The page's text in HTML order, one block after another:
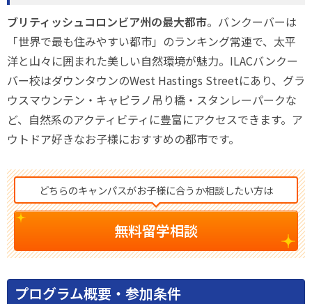
ブリティッシュコロンビア州の最大都市。バンクーバーは
「世界で最も住みやすい都市」のランキング常連で、太平
洋と山々に囲まれた美しい自然環境が魅力。ILACバンクー
バー校はダウンタウンのWest Hastings Streetにあり、グラ
ウスマウンテン・キャピラノ吊り橋・スタンレーパークな
ど、自然系のアクティビティに豊富にアクセスできます。ア
ウトドア好きなお子様におすすめの都市です。
どちらのキャンパスがお子様に合うか相談したい方は
無料留学相談
プログラム概要・参加条件